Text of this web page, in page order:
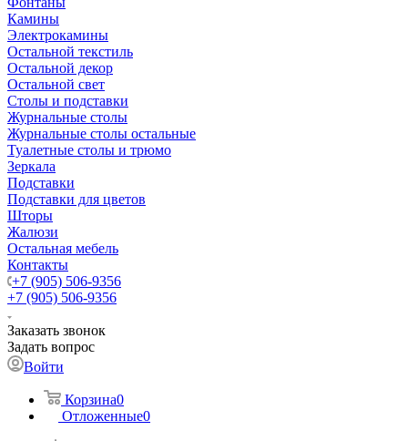
Камины
Электрокамины
Остальной текстиль
Остальной декор
Остальной свет
Столы и подставки
Журнальные столы
Журнальные столы остальные
Туалетные столы и трюмо
Зеркала
Подставки
Подставки для цветов
Шторы
Жалюзи
Остальная мебель
Контакты
+7 (905) 506-9356
+7 (905) 506-9356
Заказать звонок
Задать вопрос
Войти
Корзина0
Отложенные0